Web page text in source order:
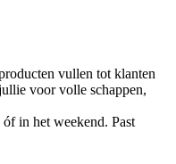
vullen tot klanten
voor volle schappen,
in het weekend. Past